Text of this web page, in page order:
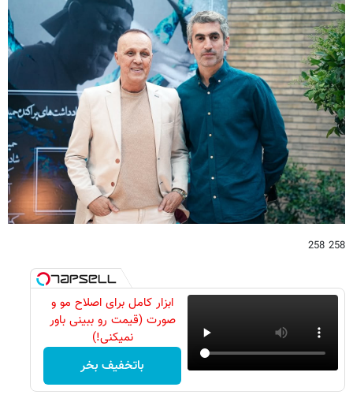
258 258
ابزار کامل برای اصلاح مو و
صورت (قیمت رو ببینی باور
نمیکنی!)
باتخفیف بخر